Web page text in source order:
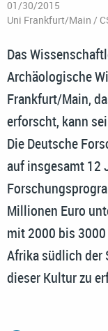
01/30/2015
Uni Frankfurt/Main /
Das
Archäologische
Frankfurt/Main,
erforscht, kann
Die Deutsche
auf insgesamt 12
Millionen Euro
mit 2000 bis
Afrika südlich der
dieser Kultur zu